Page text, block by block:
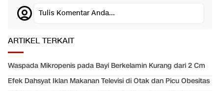
Tulis Komentar Anda...
ARTIKEL TERKAIT
Waspada Mikropenis pada Bayi Berkelamin Kurang dari 2 Cm
Efek Dahsyat Iklan Makanan Televisi di Otak dan Picu Obesitas